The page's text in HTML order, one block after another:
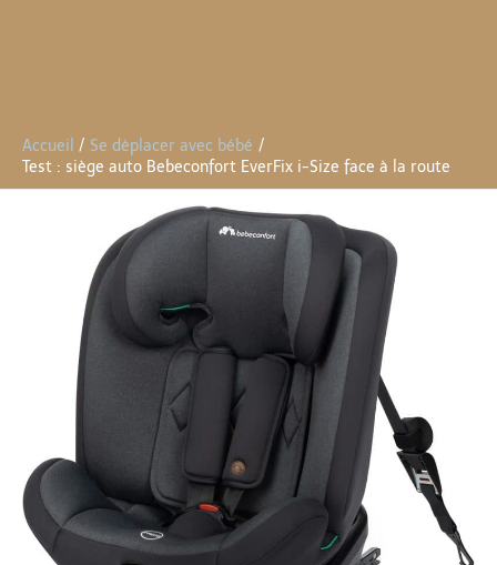
Accueil
Se déplacer avec bébé
Test : siège auto Bebeconfort EverFix i-Size face à la route